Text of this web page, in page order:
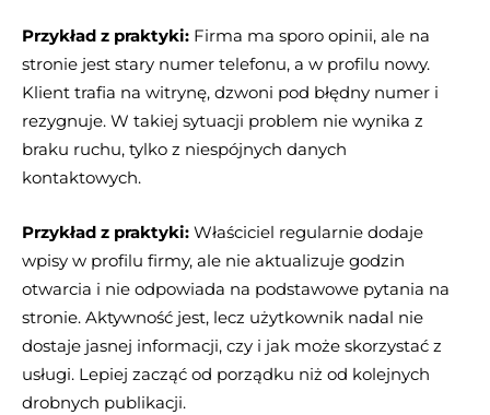
Przykład z praktyki: Firma ma sporo opinii, ale na
stronie jest stary numer telefonu, a w profilu nowy.
Klient trafia na witrynę, dzwoni pod błędny numer i
rezygnuje. W takiej sytuacji problem nie wynika z
braku ruchu, tylko z niespójnych danych
kontaktowych.
Przykład z praktyki: Właściciel regularnie dodaje
wpisy w profilu firmy, ale nie aktualizuje godzin
otwarcia i nie odpowiada na podstawowe pytania na
stronie. Aktywność jest, lecz użytkownik nadal nie
dostaje jasnej informacji, czy i jak może skorzystać z
usługi. Lepiej zacząć od porządku niż od kolejnych
drobnych publikacji.